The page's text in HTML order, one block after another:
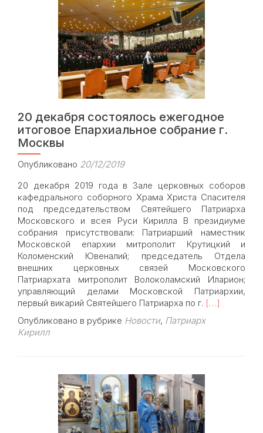
хора
20 декабря состоялось ежегодное
итоговое Епархиальное собрание г.
Москвы
Опубликовано 20/12/2019
20 декабря 2019 года в Зале церковных соборов
кафедрального соборного Храма Христа Спасителя
под председательством Святейшего Патриарха
Московского и всея Руси Кирилла В президиуме
собрания присутствовали: Патриарший наместник
Московской епархии митрополит Крутицкий и
Коломенский Ювеналий; председатель Отдела
внешних церковных связей Московского
Патриархата митрополит Волоколамский Иларион;
управляющий делами Московской Патриархии,
первый викарий Святейшего Патриарха по г. Read
about
[…]
Опубликовано в рубрике Новости, Патриарх
Кирилл